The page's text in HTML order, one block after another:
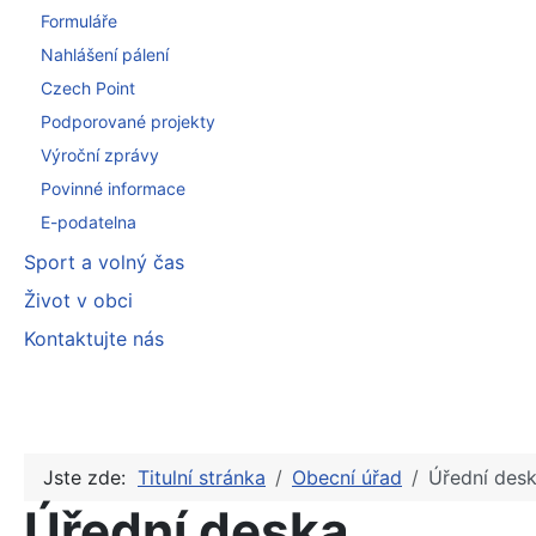
Formuláře
Nahlášení pálení
Czech Point
Podporované projekty
Výroční zprávy
Povinné informace
E-podatelna
Sport a volný čas
Život v obci
Kontaktujte nás
Jste zde: Titulní stránka Obecní úřad Úřední